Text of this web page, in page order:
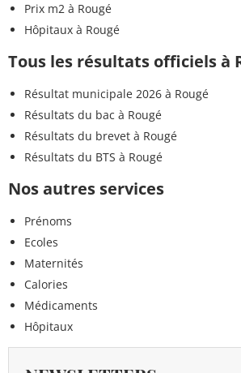
Prix m2 à Rougé
Hôpitaux à Rougé
Tous les résultats officiels à
Résultat municipale 2026 à Rougé
Résultats du bac à Rougé
Résultats du brevet à Rougé
Résultats du BTS à Rougé
Nos autres services
Prénoms
Ecoles
Maternités
Calories
Médicaments
Hôpitaux